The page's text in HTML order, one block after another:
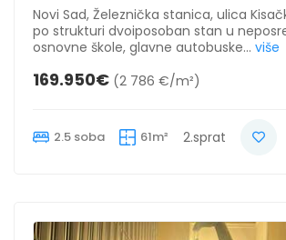
Novi Sad, Železnička stanica, ulica
po strukturi dvoiposoban stan u
osnovne škole, glavne autobuske... više
169.950€ (2 786 €/m²)
2.5 soba 61m² 2.sprat